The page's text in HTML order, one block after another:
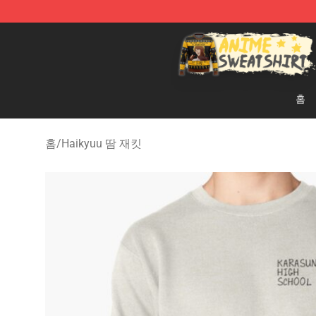
Anime Sweatshirts Store - The Best Store for Anime
홈
홈/Haikyuu 땀 재킷